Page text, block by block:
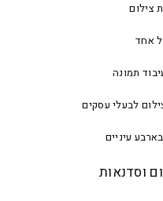
צילום
אחד
תמונה
לבעלי עסקים
עיניים
וסדנאות